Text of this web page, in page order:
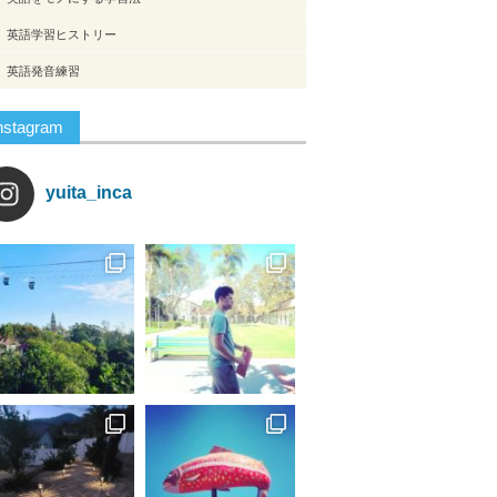
英語学習ヒストリー
英語発音練習
yuita_inca